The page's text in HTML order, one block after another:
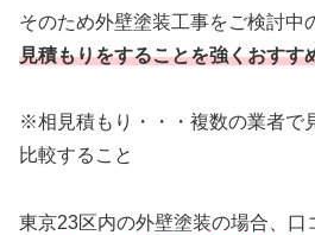
そのため外壁塗装工事をご検討中
見積もりをすることを強くおすす
※相見積もり・・・複数の業者で
比較すること
東京23区内の外壁塗装の場合、口